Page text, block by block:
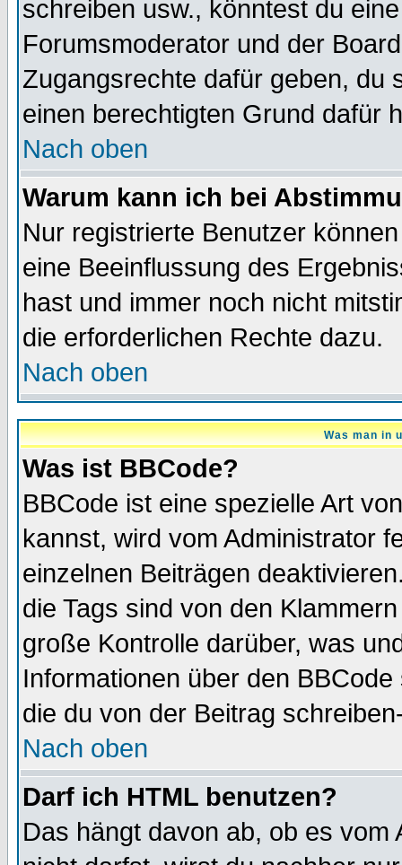
schreiben usw., könntest du
Forumsmoderator und der
Zugangsrechte dafür geben, du
einen berechtigten Grund dafür
Nach oben
Warum kann ich bei
Nur registrierte Benutzer
eine Beeinflussung des
hast und immer noch nicht
die erforderlichen Rechte dazu.
Nach oben
Was man in
Was ist BBCode?
BBCode ist eine spezielle Art
kannst, wird vom Administrator
einzelnen Beiträgen
die Tags sind von den
große Kontrolle darüber, was
Informationen über den
die du von der Beitrag
Nach oben
Darf ich HTML benutzen?
Das hängt davon ab, ob es